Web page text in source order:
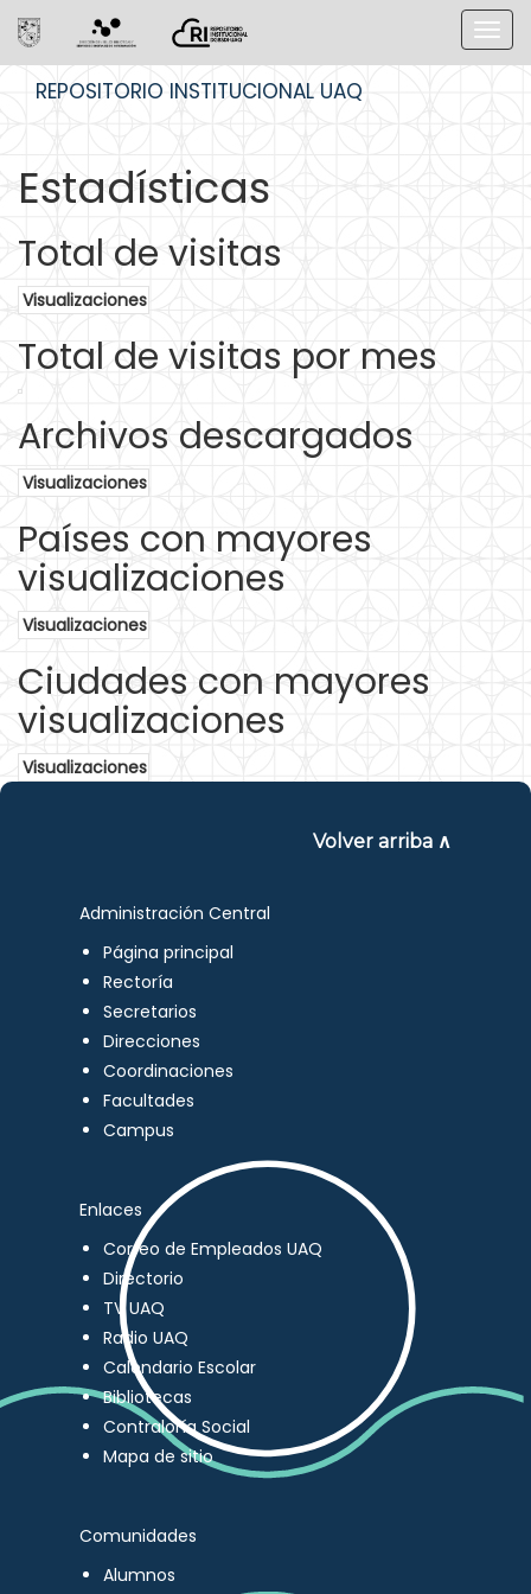
REPOSITORIO INSTITUCIONAL UAQ
Estadísticas
Total de visitas
Visualizaciones
Total de visitas por mes
Archivos descargados
Visualizaciones
Países con mayores
visualizaciones
Visualizaciones
Ciudades con mayores
visualizaciones
Visualizaciones
Volver arriba ∧
Administración Central
Página principal
Rectoría
Secretarios
Direcciones
Coordinaciones
Facultades
Campus
Enlaces
Correo de Empleados UAQ
Directorio
TV UAQ
Radio UAQ
Calendario Escolar
Bibliotecas
Contraloría Social
Mapa de sitio
Comunidades
Alumnos